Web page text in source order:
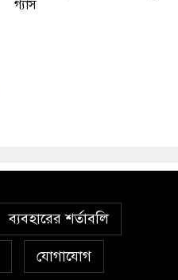
গ্যাস
ব্যবহারের শর্তাবলি
যোগাযোগ